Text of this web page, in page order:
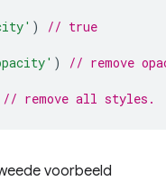
) // true
) // remove
// remove all styles.
voorbeeld